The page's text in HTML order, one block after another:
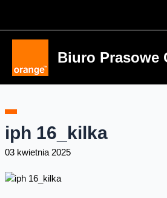
Biuro Prasowe
iph 16_kilka
03 kwietnia 2025